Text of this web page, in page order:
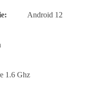
Android 12
1.6 Ghz